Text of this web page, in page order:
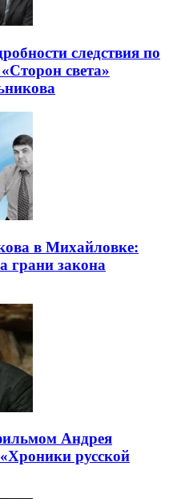
следствия по
света»
в Михайловке:
грани закона
Андрея
русской